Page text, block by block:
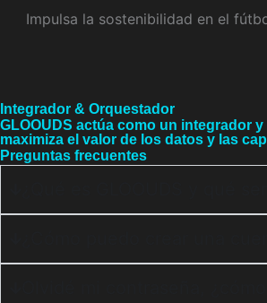
Impulsa la sostenibilidad en el
Integrador & Orquestador
GLOOUDS actúa como un integrador
maximiza el valor de los datos y las
Preguntas frecuentes